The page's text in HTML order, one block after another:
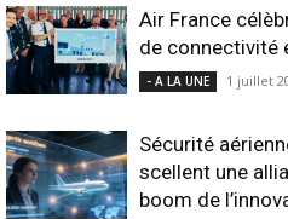
Air France
de connectivité
- A LA UNE 1 juillet
Sécurité
scellent une
boom de